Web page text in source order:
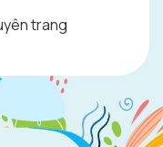
trang